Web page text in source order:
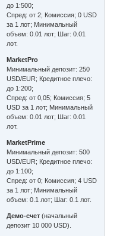
до 1:500;
Спред: от 2; Комиссия; 0 USD
за 1 лот; Минимальный
объем: 0.01 лот; Шаг: 0.01
лот.
MarketPro
Минимальный депозит: 250
USD/EUR; Кредитное плечо:
до 1:200;
Спред: от 0,05; Комиссия; 5
USD за 1 лот; Минимальный
объем: 0.01 лот; Шаг: 0.01
лот.
MarketPrime
Минимальный депозит: 500
USD/EUR; Кредитное плечо:
до 1:100;
Спред: от 0; Комиссия; 4 USD
за 1 лот; Минимальный
объем: 0.1 лот; Шаг: 0.1 лот.
Демо-счет (начальный
депозит 10 000 USD).